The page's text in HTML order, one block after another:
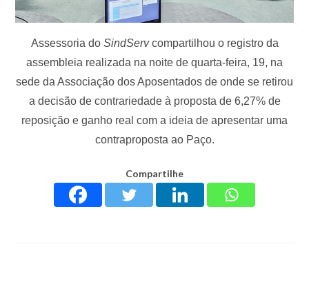
Assessoria do SindServcompartilhou o registro da
assembleia realizada na noite de quarta-feira, 19, na
sede da Associação dos Aposentados de onde se retirou
a decisão de contrariedade à proposta de 6,27% de
reposição e ganho real com a ideia de apresentar uma
contraproposta ao Paço.
Compartilhe